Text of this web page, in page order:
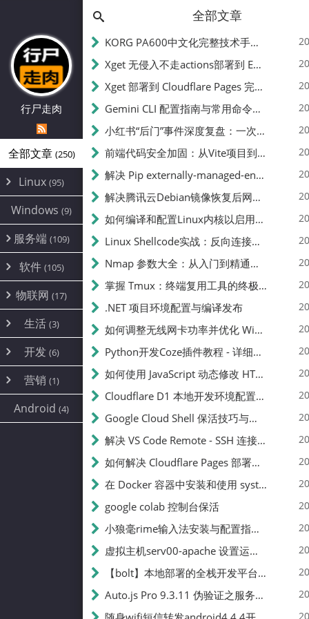
行尸走肉
全部文章 (250)
Linux (95)
Alpine
CentOS(17)
Debian(24)
ProxmoxVE
Ubuntu(7)
Windows (9)
服务端 (109)
环境配置
DD重装(3)
加速优化(34)
面板(12)
容器
游戏 (7)
饥荒(7)
云服务商(4)
WEB源码(6)
建站(5)
软件 (105)
安全(12)
办公(4)
图片 (2)
文件
系统 (35)
AI(10)
物联网 (17)
路由器
随身wifi(1)
mobile(14)
刷机
magisk
生活 (3)
线报
sim卡(1)
开发 (6)
编译
JavaScript(2)
python(2)
营销 (1)
公关(1)
SEO(1)
Android (4)
全部文章
KORG PA600中文化完整技术手册 - 从逆向到实现的全流程指南
Xget 无侵入不走actions部署到 EdgeOne Pages 指南
Xget 部署到 Cloudflare Pages 完整指南 - 无需修改源码的构建配置
Gemini CLI 配置指南与常用命令中文翻译 | API Key、MCP、代理设置
小红书“后门”事件深度复盘：一次沉默危机下的品牌、技术与流程三重考验
前端代码安全加固：从Vite项目到纯静态页面的深度混淆技术备忘
解决 Pip externally-managed-environment 错误：临时与永久绕过方案
解决腾讯云Debian镜像恢复后网络不通问题
如何编译和配置Linux内核以启用BBR2 | 内核编译教程
Linux Shellcode实战：反向连接、持久化、免杀技术详解（MSF,Cobalt Strike）- 从原理到C加载器实现
Nmap 参数大全：从入门到精通，掌握网络扫描的核心技巧
掌握 Tmux：终端复用工具的终极指南
.NET 项目环境配置与编译发布
如何调整无线网卡功率并优化 Wifite 的功率设置
Python开发Coze插件教程 - 详细步骤与注意事项
如何使用 JavaScript 动态修改 HTML 中的权限文本 | 前端开发教程
Cloudflare D1 本地开发环境配置指南 | CF Pages Local Development Guide
Google Cloud Shell 保活技巧与配额时间查看方法
解决 VS Code Remote - SSH 连接失败问题：从权限问题到成功启动
如何解决 Cloudflare Pages 部署中的 API Token 权限问题
在 Docker 容器中安装和使用 systemctl 的完整指南
google colab 控制台保活
小狼毫rime输入法安装与配置指南：从基础到高级自定义
虚拟主机serv00-apache 设置运行目录
【bolt】本地部署的全栈开发平台，支持本地及众多API，本地一键生成应用，部署教程
Auto.js Pro 9.3.11 伪验证之服务器接口 Nginx 版
📝
250
篇文章
✍️
231k
总字数
👥